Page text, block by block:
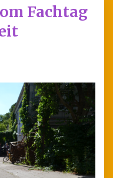
Fachtag